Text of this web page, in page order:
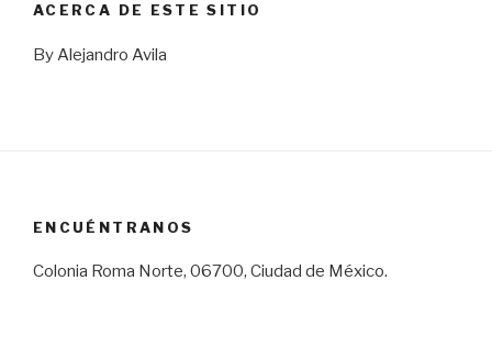
ACERCA DE ESTE SITIO
By Alejandro Avila
ENCUÉNTRANOS
Colonia Roma Norte, 06700, Ciudad de México.